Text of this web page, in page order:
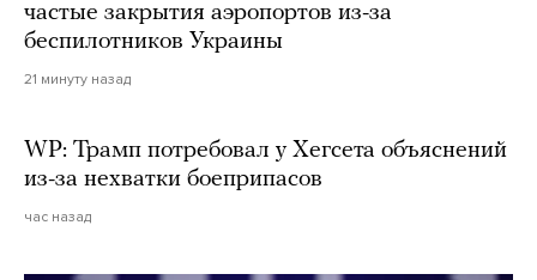
частые закрытия аэропортов из-за
беспилотников Украины
21 минуту назад
WP: Трамп потребовал у Хегсета объяснений
из-за нехватки боеприпасов
час назад